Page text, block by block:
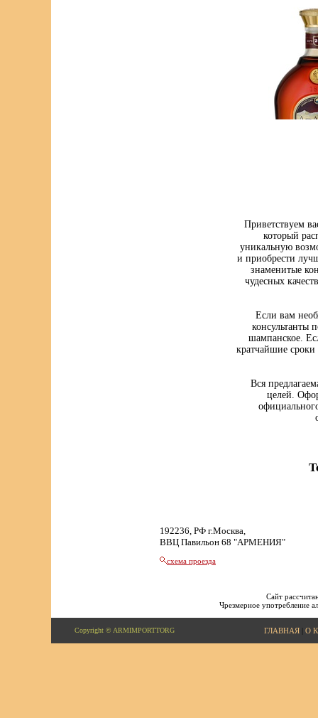
Приветствуем
который
уникальную
и приобрести
знаменитые
чудесных
Если вам
консультанты
шампанское.
кратчайшие
Вся
целей.
192236, РФ г.Москва,
ВВЦ Павильон 68 "АРМЕНИЯ"
схема проезда
Сайт
Чрезмерное употребление
Copyright © ARMIMPORTTORG ГЛАВНАЯ| О